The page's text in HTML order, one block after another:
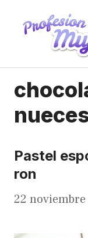
Pastel
ron
22 noviembre